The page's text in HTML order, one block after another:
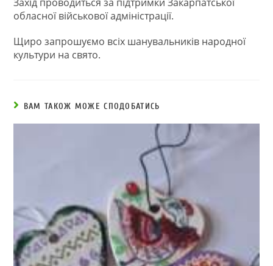
обласної військової адміністрації.
Щиро запрошуємо всіх шанувальників народної
культури на свято.
ВАМ ТАКОЖ МОЖЕ СПОДОБАТИСЬ